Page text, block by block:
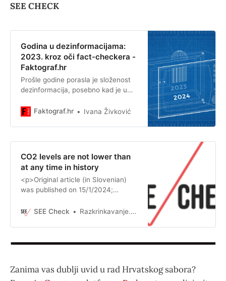
eskalirao nakon 7. listopada 2023.
SEE CHECK
Godina u dezinformacijama:
2023. kroz oči fact-checkera -
Faktograf.hr
Prošle godine porasla je složenost
dezinformacija, posebno kad je u
inteligencije.
Faktograf.hr Ivana Živković
CO2 levels are not lower than
at any time in history
<p>Original article (in Slovenian)
was published on 15/1/2024;
dioxide levels in the atmosphere
to the World Meteorological
claimed that “in fact, never in the
SEE Check Razkrinkavanje.si (Slovenia)
Zanima vas dublji uvid u rad Hrvatskog sabora?